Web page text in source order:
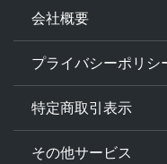
会社概要
プライバシーポリシ
特定商取引表示
その他サービス